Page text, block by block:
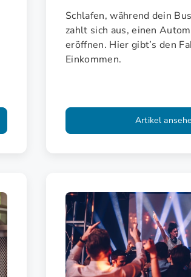
Schlafen, während dein
zahlt sich aus, einen
eröffnen. Hier gibt’s den
Einkommen.
Artikel